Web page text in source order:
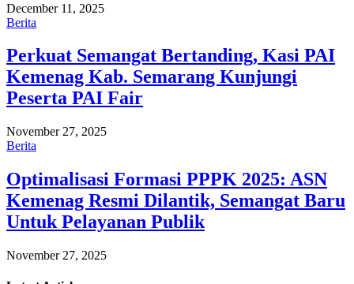
December 11, 2025
Berita
Perkuat Semangat Bertanding, Kasi PAI
Kemenag Kab. Semarang Kunjungi
Peserta PAI Fair
November 27, 2025
Berita
Optimalisasi Formasi PPPK 2025: ASN
Kemenag Resmi Dilantik, Semangat Baru
Untuk Pelayanan Publik
November 27, 2025